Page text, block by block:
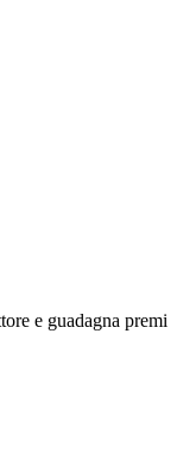
e guadagna premi